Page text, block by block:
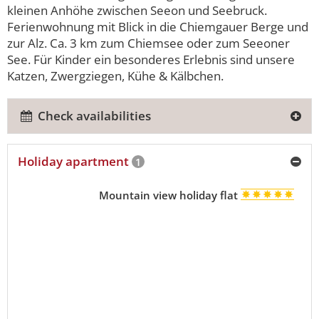
kleinen Anhöhe zwischen Seeon und Seebruck.
Ferienwohnung mit Blick in die Chiemgauer Berge und
zur Alz. Ca. 3 km zum Chiemsee oder zum Seeoner
See. Für Kinder ein besonderes Erlebnis sind unsere
Katzen, Zwergziegen, Kühe & Kälbchen.
Check availabilities
Holiday apartment 1
Mountain view holiday flat